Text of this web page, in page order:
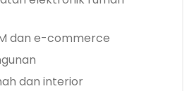
dan e-commerce
dan interior